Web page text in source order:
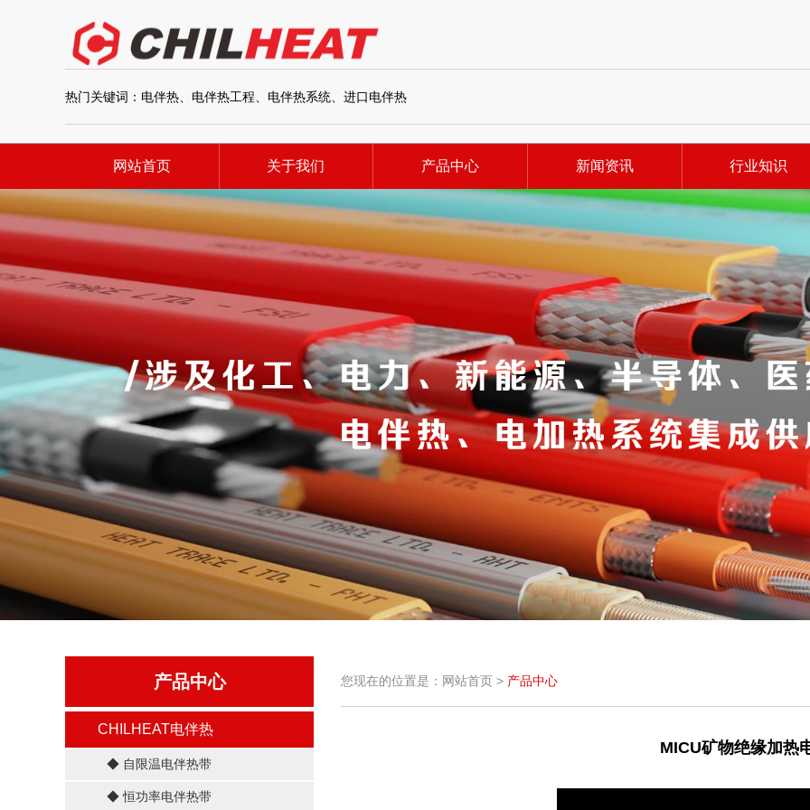
热门关键词： 电伴热、电伴热工程、电伴热系统、进口电伴热
网站首页 关于我们 产品中心 新闻资讯 行业知识
产品中心
CHILHEAT电伴热
◆ 自限温电伴热带
◆ 恒功率电伴热带
您现在的位置是：网站首页 > 产品中心
MICU矿物绝缘加热